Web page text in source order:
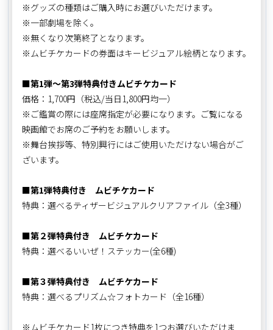
※グッズの種類はご購入時にお選びいただけます。
※一部劇場を除く。
※無くなり次第終了となります。
※ムビチケカードの券面はキービジュアル絵柄となります。
■第1弾～第3弾特典付きムビチケカード
価格：1,700円（税込/当日1,800円均一）
※ご鑑賞の際には座席指定が必要になります。ご覧になる
映画館でお席のご予約をお願いします。
※舞台挨拶等、特別興行にはご使用いただけない場合がご
ざいます。
■第1弾特典付き ムビチケカード
特典：選べるティザービジュアルクリアファイル（全3種）
■第２弾特典付き ムビチケカード
特典：選べるいいぜ！ステッカー(全6種)
■第３弾特典付き ムビチケカード
特典：選べるプリズム☆フォトカード（全16種）
※ムビチケカード1枚につき特典を1つお選びいただけま